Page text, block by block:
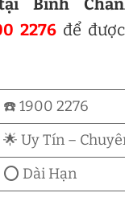
Bình
2276để
☎️ 1900 2276
🌟 Uy Tín –
⭕ Dài Hạn